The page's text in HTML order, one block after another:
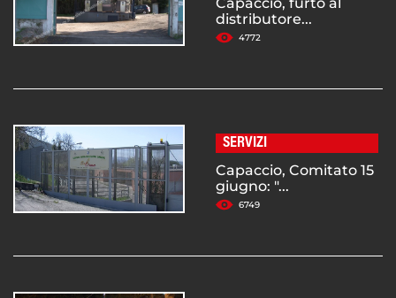
distributore...
4772
SERVIZI
Capaccio, Comitato 15
giugno: "...
6749